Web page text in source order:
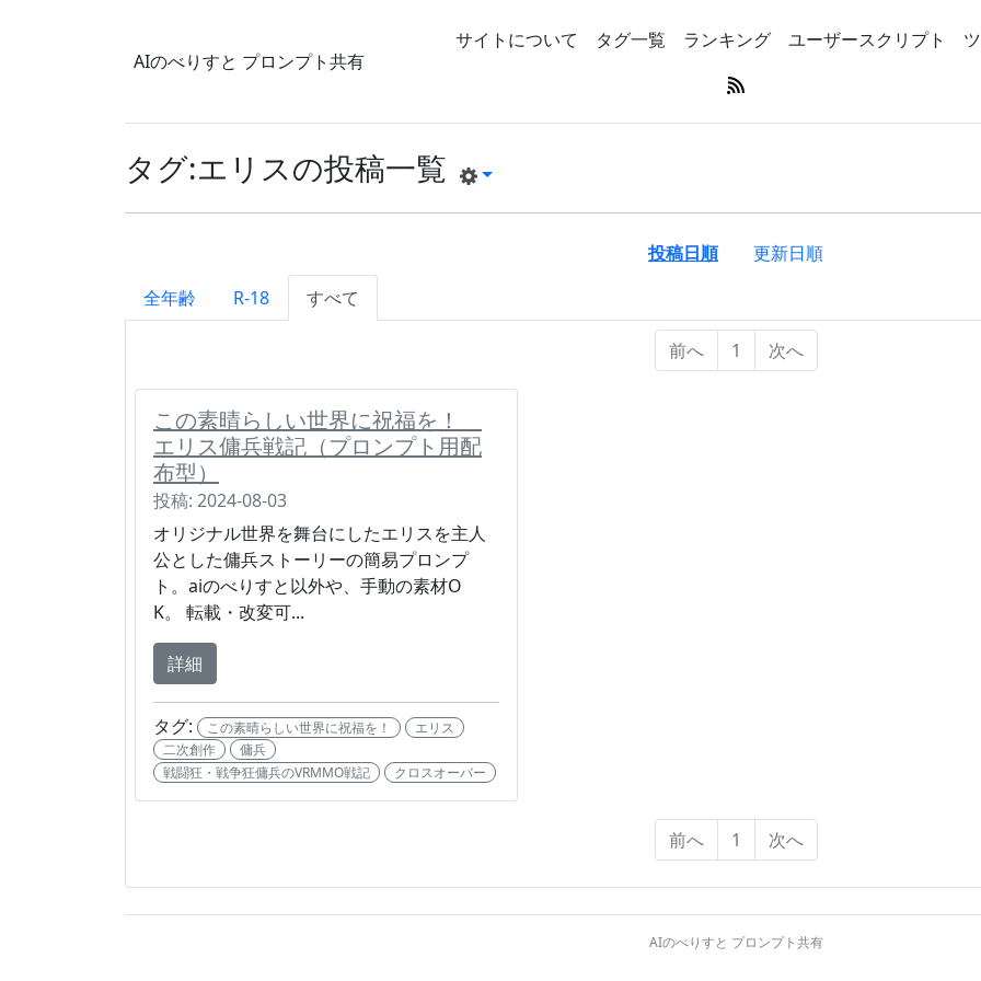
AIのべりすと プロンプト共有
サイトについて タグ一覧 ランキング ユーザースクリプト
タグ:エリスの投稿一覧
投稿日順
更新日順
全年齢
R-18 すべて
前へ 1 次へ
この素晴らしい世界に祝福を！
エリス傭兵戦記（プロンプト用配
布型）
投稿: 2024-08-03
オリジナル世界を舞台にしたエリスを主人
公とした傭兵ストーリーの簡易プロンプ
ト。aiのべりすと以外や、手動の素材O
K。 転載・改変可...
詳細
タグ: この素晴らしい世界に祝福を！
エリス
二次創作
傭兵
戦闘狂・戦争狂傭兵のVRMMO戦記
クロスオーバー
前へ 1 次へ
AIのべりすと プロンプト共有